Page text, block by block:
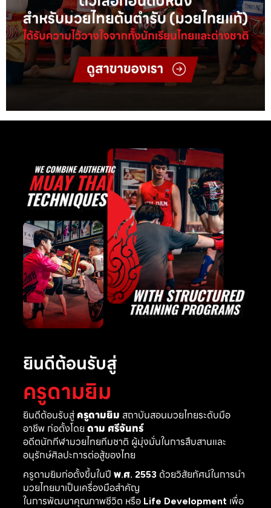
ยินดีต้อนรับสู่
ครูดามยิม
ยินดีต้อนรับสู่ ครูดามยิม สถาบันสอนมวยไทยระดับมือ
อาชีพ ก่อตั้งโดย ดาม ศรีจันทร์
อดีตนักกีฬามวยไทยทีมชาติ ผู้มุ่งมั่นในการสืบสานและ
อนุรักษ์ศิลปะการต่อสู้ของไทย
ครูดามยิมก่อตั้งขึ้นในปี พ.ศ. 2553ด้วยวิสัยทัศน์ในการนำ
มวยไทยมาเป็นเครื่องมือสำคัญ
ในการพัฒนาคุณภาพชีวิต หรือ Life Developmentเพื่อ